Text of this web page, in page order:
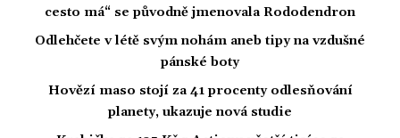
cesto má“ se původně jmenovala Rododendron
Odlehčete v létě svým nohám aneb tipy na vzdušné
pánské boty
Hovězí maso stojí za 41 procenty odlesňování
planety, ukazuje nová studie